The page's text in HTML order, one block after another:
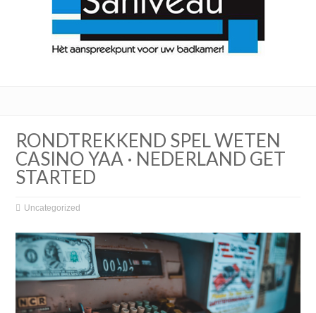
RONDTREKKEND SPEL WETEN
CASINO YAA · NEDERLAND GET
STARTED
Uncategorized